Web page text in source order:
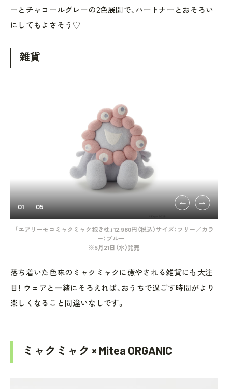
ーとチャコールグレーの2色展開で、パートナーとおそろい
にしてもよさそう♡
雑貨
「エアリーモコミャクミャク抱き枕」12,980円（税込）サイズ：フリー／カラ
ー：ブルー
※5月21日（水）発売
01 05
落ち着いた色味のミャクミャクに癒やされる雑貨にも大注
目！ ウェアと一緒にそろえれば、おうちで過ごす時間がより
楽しくなること間違いなしです。
ミャクミャク × Mitea ORGANIC